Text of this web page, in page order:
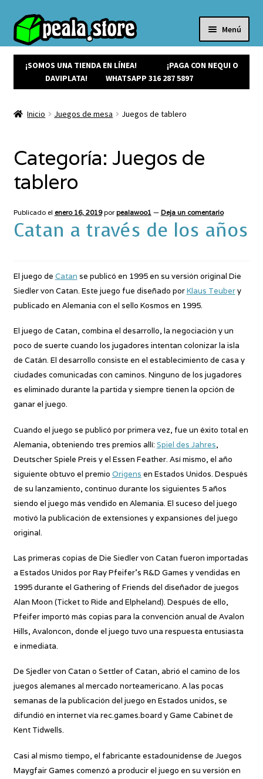
Menú
Productos
¡Ofertas!
¡NUEVOS!
Contacto
¡SOMOS UNA TIENDA EN LÍNEA!
¡PAGA CON NEQUI O
DAVIPLATA!
WHATSAPP 316 287 5897
Inicio Juegos de mesa Juegos de tablero
Categoría: Juegos de
tablero
Publicado el enero 16, 2019 porpealawoo1 — Deja un comentario
Catan a través de los años
El juego de Catan se publicó en 1995 en su versión original Die
Siedler von Catan. Este juego fue diseñado porKlaus Teubery
publicado en Alemania con el sello Kosmos en 1995.
El juego de Catan, combina el desarrollo, la negociación y un
poco de suerte cuando los jugadores intentan colonizar la isla
de Catán. El desarrollo consiste en el establecimiento de casa y
ciudades comunicadas con caminos. Ninguno de los jugadores
es eliminado durante la partida y siempre tienen la opción de
ganar el juego.
Cuando el juego se publicó por primera vez, fue un éxito total en
Alemania, obteniendo tres premios allí: Spiel des Jahres,
Deutscher Spiele Preis y el Essen Feather. Así mismo, el año
siguiente obtuvo el premio Origens en Estados Unidos. Después
de su lanzamiento, continuo durante los siguientes 5 años
siendo el juego más vendido en Alemania. El suceso del juego
motivó la publicación de extensiones y expansiones del juego
original.
Las primeras copias de Die Siedler von Catan fueron importadas
a Estados Unidos por Ray Pfeifer’s R&D Games y vendidas en
1995 durante el Gathering of Friends del diseñador de juegos
Alan Moon (Ticket to Ride and Elpheland). Después de ello,
Pfeifer importó más copias para la convención anual de Avalon
Hills, Avaloncon, donde el juego tuvo una respuesta entusiasta
e inmediata.
De Sjedler von Catan o Settler of Catan, abrió el camino de los
juegos alemanes al mercado norteamericano. A las pocas
semanas de la publicación del juego en Estados unidos, se
difundió en internet vía rec.games.board y Game Cabinet de
Kent Tidwells.
Casi al mismo tiempo, el fabricante estadounidense de Juegos
Maygfair Games comenzó a producir el juego en su versión en